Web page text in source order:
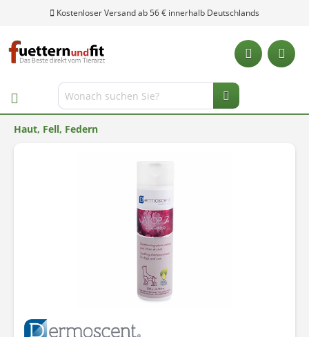
Kostenloser Versand ab 56 € innerhalb Deutschlands
Haut, Fell, Federn